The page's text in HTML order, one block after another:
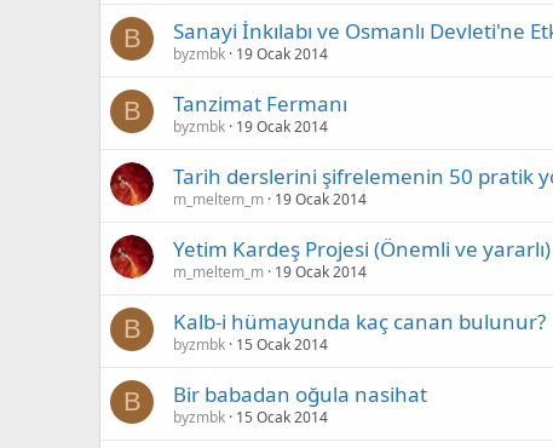
B Sanayi İnkılabı ve Osmanlı Devleti'ne
byzmbk 19 Ocak 2014
B Tanzimat Fermanı
byzmbk 19 Ocak 2014
Tarih derslerini şifrelemenin 50 pratik
m_meltem_m 19 Ocak 2014
Yetim Kardeş Projesi (Önemli ve yararlı)
m_meltem_m 19 Ocak 2014
B Kalb-i hümayunda kaç canan bulunur?
byzmbk 15 Ocak 2014
B Bir babadan oğula nasihat
byzmbk 15 Ocak 2014